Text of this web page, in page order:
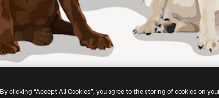
By clicking “Accept All Cookies”, you agree to the storing of cookies on